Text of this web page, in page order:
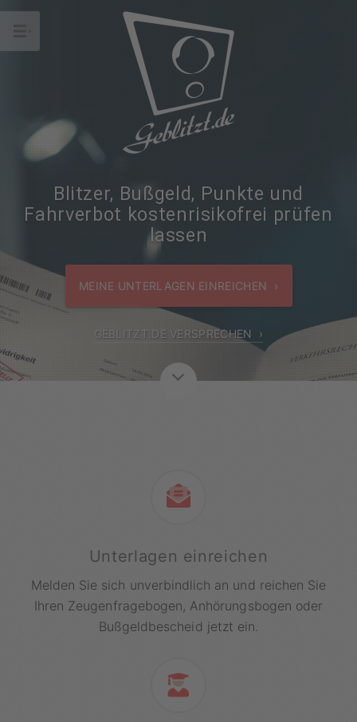
Blitzer, Bußgeld, Punkte und
Fahrverbot kostenrisikofrei prüfen
lassen
MEINE UNTERLAGEN EINREICHEN ›
GEBLITZT.DE VERSPRECHEN ›
Unterlagen einreichen
Melden Sie sich unverbindlich an und reichen Sie
Ihren Zeugenfragebogen, Anhörungsbogen oder
Bußgeldbescheid jetzt ein.